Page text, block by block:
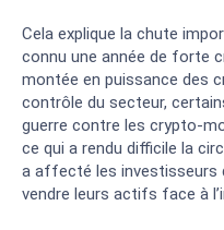
Cela explique la chute
connu une année de forte
montée en puissance des
contrôle du secteur,
guerre contre les crypto-
ce qui a rendu difficile la
a affecté les investisseurs
vendre leurs actifs face à